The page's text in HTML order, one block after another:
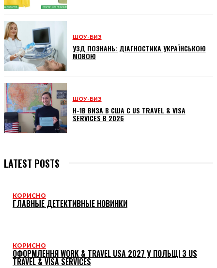
ШОУ-БИЗ
УЗД ПОЗНАНЬ: ДІАГНОСТИКА УКРАЇНСЬКОЮ
МОВОЮ
ШОУ-БИЗ
H-1B ВИЗА В США С US TRAVEL & VISA
SERVICES В 2026
LATEST POSTS
КОРИСНО
ГЛАВНЫЕ ДЕТЕКТИВНЫЕ НОВИНКИ
КОРИСНО
ОФОРМЛЕННЯ WORK & TRAVEL USA 2027 У ПОЛЬЩІ З US
TRAVEL & VISA SERVICES